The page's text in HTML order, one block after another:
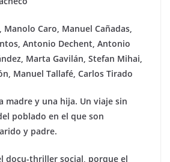
Manolo Caro, Manuel Cañadas,
Antonio Dechent, Antonio
Marta Gavilán, Stefan Mihai,
n, Manuel Tallafé, Carlos Tirado
madre y una hija. Un viaje sin
poblado en el que son
y padre.
docu-thriller social, porque el